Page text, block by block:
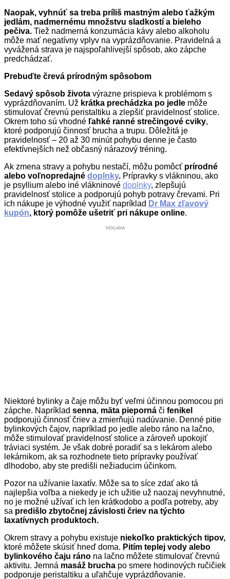
Naopak, vyhnúť sa treba príliš mastným alebo ťažkým
jedlám, nadmernému množstvu sladkostí a bieleho
pečiva. Tiež nadmerná konzumácia kávy alebo alkoholu
môže mať negatívny vplyv na vyprázdňovanie. Pravidelná a
vyvážená strava je najspoľahlivejší spôsob, ako zápche
predchádzať.
Prebuďte črevá prírodným spôsobom
Sedavý spôsob života výrazne prispieva k problémom s
vyprázdňovaním. Už krátka prechádzka po jedle môže
stimulovať črevnú peristaltiku a zlepšiť pravidelnosť stolice.
Okrem toho sú vhodné ľahké ranné strečingové cviky,
ktoré podporujú činnosť brucha a trupu. Dôležitá je
pravidelnosť – 20 až 30 minút pohybu denne je často
efektívnejších než občasný nárazový tréning.
Ak zmena stravy a pohybu nestačí, môžu pomôcť prírodné
alebo voľnopredajné doplnky. Prípravky s vlákninou, ako
je psyllium alebo iné vlákninové doplnky, zlepšujú
pravidelnosť stolice a podporujú pohyb potravy črevami. Pri
ich nákupe je výhodné využiť napríklad Dr Max zľavový
kupón, ktorý pomôže ušetriť pri nákupe online.
REKLAMA
Niektoré bylinky a čaje môžu byť veľmi účinnou pomocou pri
zápche. Napríklad senna, mäta pieporná či fenikel
podporujú činnosť čriev a zmierňujú nadúvanie. Denné pitie
bylinkových čajov, napríklad po jedle alebo ráno na lačno,
môže stimulovať pravidelnosť stolice a zároveň upokojiť
tráviaci systém. Je však dobré poradiť sa s lekárom alebo
lekárnikom, ak sa rozhodnete tieto prípravky používať
dlhodobo, aby ste predišli nežiaducim účinkom.
Pozor na užívanie laxatív. Môže sa to síce zdať ako tá
najlepšia voľba a niekedy je ich užitie už naozaj nevyhnutné,
no je možné užívať ich len krátkodobo a podľa potreby, aby
sa predišlo zbytočnej závislosti čriev na týchto
laxatívnych produktoch.
Okrem stravy a pohybu existuje niekoľko praktických tipov,
ktoré môžete skúsiť hneď doma. Pitím teplej vody alebo
bylinkového čaju ráno na lačno môžete stimulovať črevnú
aktivitu. Jemná masáž brucha po smere hodinových ručičiek
podporuje peristaltiku a uľahčuje vyprázdňovanie.